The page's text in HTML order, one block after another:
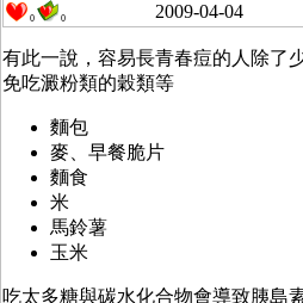
0 0 2009-04-04
有此一說，容易長青春痘的人除了
免吃澱粉類的穀類等
麵包
麥、早餐脆片
麵食
米
馬鈴薯
玉米
吃太多糖與碳水化合物會導致胰島